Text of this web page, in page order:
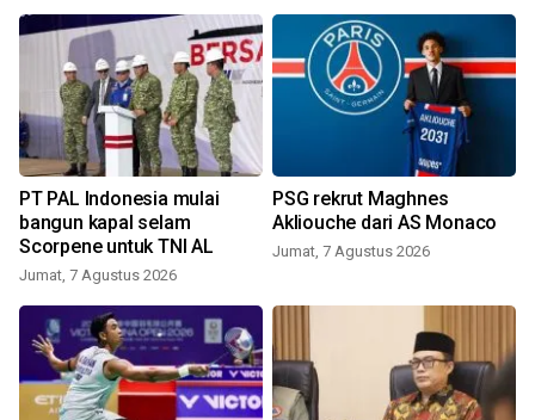
PT PAL Indonesia mulai
bangun kapal selam
Scorpene untuk TNI AL
Jumat, 7 Agustus 2026
PSG rekrut Maghnes
Akliouche dari AS Monaco
Jumat, 7 Agustus 2026